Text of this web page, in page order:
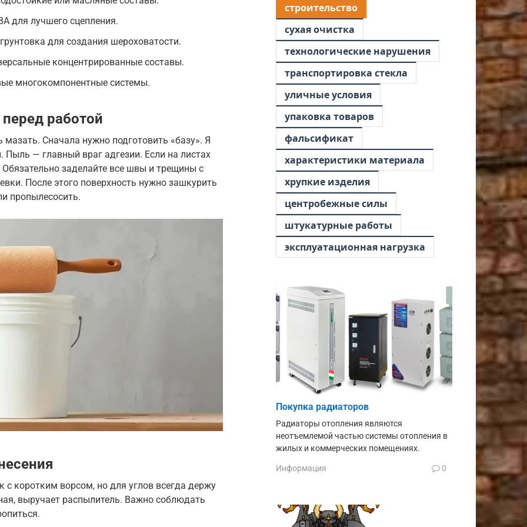
для лучшего сцепления.
для создания шероховатости.
концентрированные составы.
многокомпонентные системы.
работой
Сначала нужно подготовить «базу». Я
Пыль — главный враг адгезии. Если на листах
заделайте все швы и трещины с
После этого поверхность нужно зашкурить
пропылесосить.
коротким ворсом, но для углов всегда держу
выручает распылитель. Важно соблюдать
строительство
сухая очистка
технологические нарушения
транспортировка стекла
уличные условия
упаковка товаров
фальсификат
характеристики материала
хрупкие изделия
центробежные силы
штукатурные работы
эксплуатационная нагрузка
Покупка радиаторов
Радиаторы отопления являются
неотъемлемой частью системы отопления в
жилых и коммерческих помещениях.
Информация 0